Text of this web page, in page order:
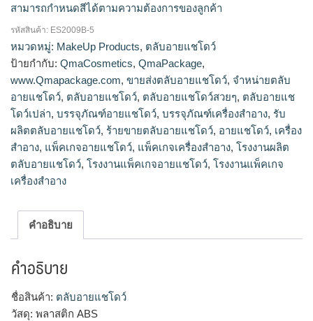
สามารถกำหนดสีได้ตามความต้องการของลูกค้า
โรงงานผลิตตลับอายแชโดว์,รับผลิตตลับอายแชโดว์,ขายส่งตลับ
อายแชโดว์,จำหน่ายตลับอายแชโดว์,ร้ายขายตลับอายแช
โดว์,ตลับอายแชโดว์สวยๆ,ตลับอายแชโดว์เปล่า
รหัสสินค้า: ES2009B-5
หมวดหมู่: MakeUp Products, ตลับอายแชโดว์
ป้ายกำกับ: QmaCosmetics, QmaPackage,
www.Qmapackage.com, ขายส่งตลับอายแชโดว์, จำหน่ายตลับ
อายแชโดว์, ตลับอายแชโดว์, ตลับอายแชโดว์สวยๆ, ตลับอายแช
โดว์เปล่า, บรรจุภัณฑ์อายแชโดว์, บรรจุภัณฑ์เครื่องสำอาง, รับ
ผลิตตลับอายแชโดว์, ร้ายขายตลับอายแชโดว์, อายแชโดว์, เครื่อง
สำอาง, แพ็คเกจอายแชโดว์, แพ็คเกจเครื่องสำอาง, โรงงานผลิต
ตลับอายแชโดว์, โรงงานแพ็คเกจอายแชโดว์, โรงงานแพ็คเกจ
เครื่องสำอาง
คำอธิบาย
คำอธิบาย
ชื่อสินค้า: ตลับอายแชโดว์
วัสดุ: พลาสติก ABS